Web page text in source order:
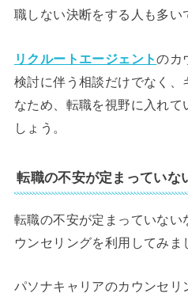
職しない決断をする人も多い
リクルートエージェントのカ
検討に伴う相談だけでなく
なため、転職を視野に入れて
しょう。
転職の不安が定まっていな
転職の不安が定まっていない
ウンセリングを利用してみま
パソナキャリアのカウンセリ